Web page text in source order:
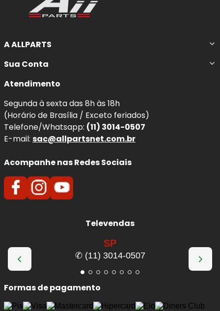
A ALLPARTS
Sua Conta
Atendimento
Segunda à sexta das 8h às 18h
(Horário de Brasília / Exceto feriados)
Telefone/Whatsapp: (11) 3014-0507
E-mail: sac@allpartsnet.com.br
Acompanhe nas Redes Sociais
Televendas
SP
✆ (11) 3014-0507
Formas de pagamento